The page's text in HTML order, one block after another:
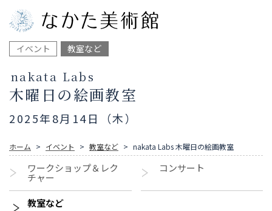
イベント 教室など
nakata Labs
木曜日の絵画教室
2025年8月14日（木）
ホーム イベント 教室など nakata Labs 木曜日の絵画教室
ワークショップ＆レク
チャー
コンサート
教室など